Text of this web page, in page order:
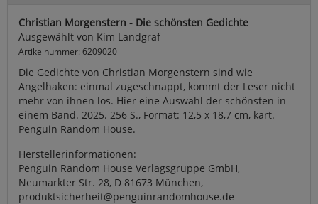
Christian Morgenstern - Die schönsten Gedichte
Ausgewählt von Kim Landgraf
Artikelnummer: 6209020
Die Gedichte von Christian Morgenstern sind wie
Angelhaken: einmal zugeschnappt, kommt der Leser nicht
mehr von ihnen los. Hier eine Auswahl der schönsten in
einem Band. 2025. 256 S., Format: 12,5 x 18,7 cm, kart.
Penguin Random House.
Herstellerinformationen:
Penguin Random House Verlagsgruppe GmbH,
Neumarkter Str. 28, D 81673 München,
produktsicherheit@penguinrandomhouse.de